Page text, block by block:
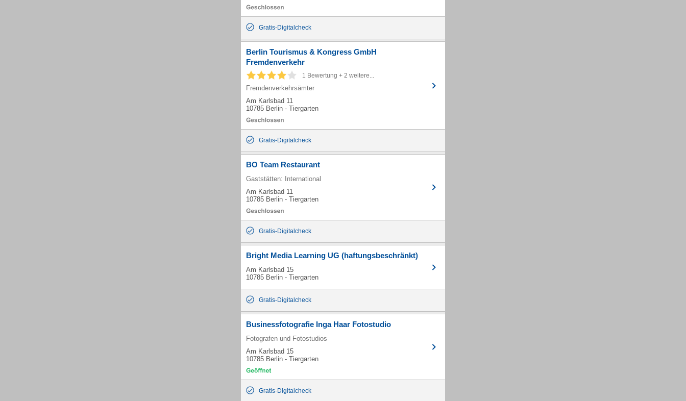
Gratis-Digitalcheck
Berlin Tourismus & Kongress GmbH
Fremdenverkehr
1 Bewertung + 2 weitere...
Fremdenverkehrsämter
Am Karlsbad 11
10785 Berlin - Tiergarten
Gratis-Digitalcheck
BO Team Restaurant
Gaststätten: International
Am Karlsbad 11
10785 Berlin - Tiergarten
Gratis-Digitalcheck
Bright Media Learning UG (haftungsbeschränkt)
Am Karlsbad 15
10785 Berlin - Tiergarten
Gratis-Digitalcheck
Businessfotografie Inga Haar Fotostudio
Fotografen und Fotostudios
Am Karlsbad 15
10785 Berlin - Tiergarten
Gratis-Digitalcheck